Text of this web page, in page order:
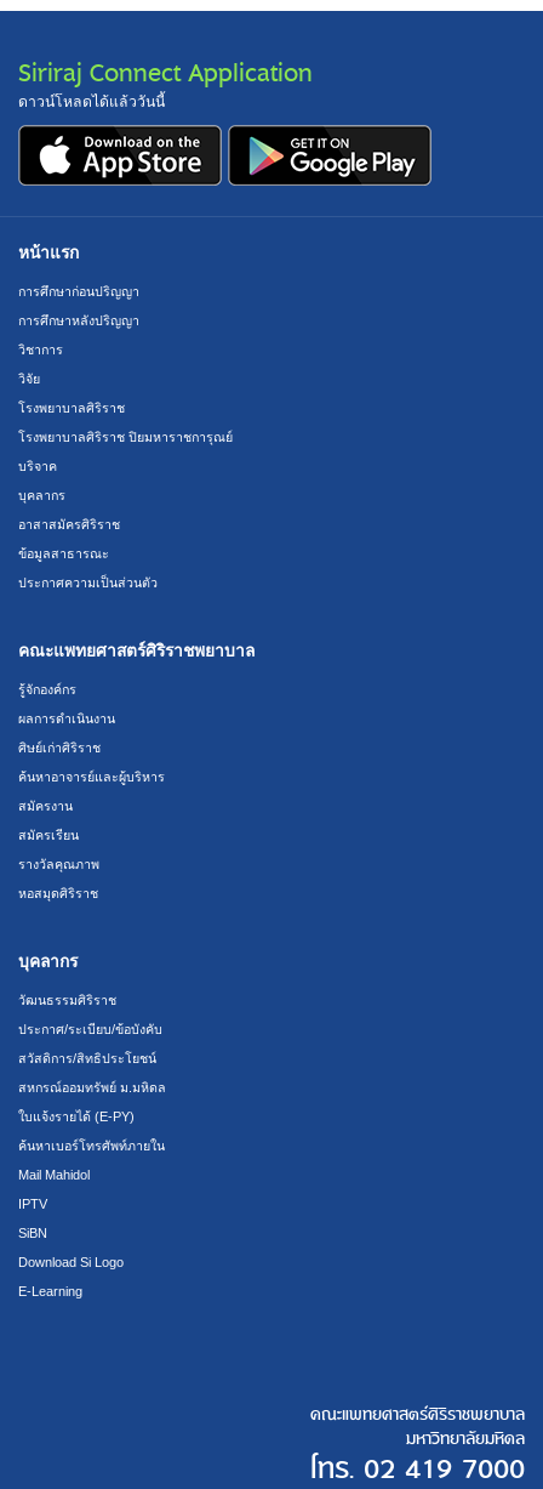
Siriraj Connect Application
ดาวน์โหลดได้แล้ววันนี้
หน้าแรก
การศึกษาก่อนปริญญา
การศึกษาหลังปริญญา
วิชาการ
วิจัย
โรงพยาบาลศิริราช
โรงพยาบาลศิริราช ปิยมหาราชการุณย์
บริจาค
บุคลากร
อาสาสมัครศิริราช
ข้อมูลสาธารณะ
ประกาศความเป็นส่วนตัว
คณะแพทยศาสตร์ศิริราชพยาบาล
รู้จักองค์กร
ผลการดำเนินงาน
ศิษย์เก่าศิริราช
ค้นหาอาจารย์และผู้บริหาร
สมัครงาน
สมัครเรียน
รางวัลคุณภาพ
หอสมุดศิริราช
บุคลากร
วัฒนธรรมศิริราช
ประกาศ/ระเบียบ/ข้อบังคับ
สวัสดิการ/สิทธิประโยชน์
สหกรณ์ออมทรัพย์ ม.มหิดล
ใบแจ้งรายได้ (E-PY)
ค้นหาเบอร์โทรศัพท์ภายใน
Mail Mahidol
IPTV
SiBN
Download Si Logo
E-Learning
คณะแพทยศาสตร์ศิริราชพยาบาล
มหาวิทยาลัยมหิดล
โทร. 02 419 7000